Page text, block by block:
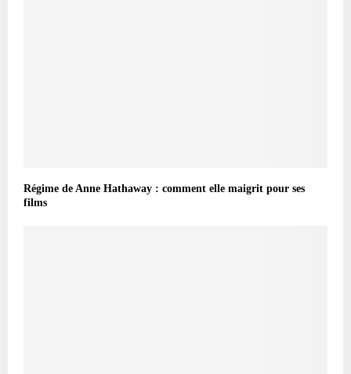
Régime de Anne Hathaway : comment elle maigrit pour ses
films